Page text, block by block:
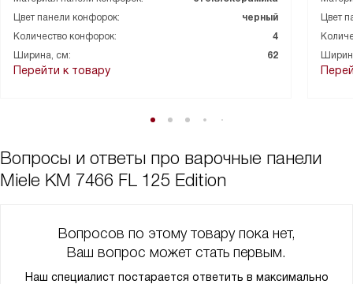
Готовить стало быстрее и спокойнее: паста закипает заметно
усиленном режиме, соусы не пригорают на низкой мощности. В
целом техника даёт предсказуемый результат и не создаёт
лишних хлопот по уходу. Рекомендую тем, кто ценит скорость,
Цвет панели конфорок:
черный
Количество конфорок:
4
Ширина, см:
62
Перейти к товару
Цвет
Вопросы и ответы про варочные панели
Miele KM 7466 FL 125 Edition
Вопросов по этому товару пока нет,
Ваш вопрос может стать первым.
Наш специалист постарается ответить в максимально